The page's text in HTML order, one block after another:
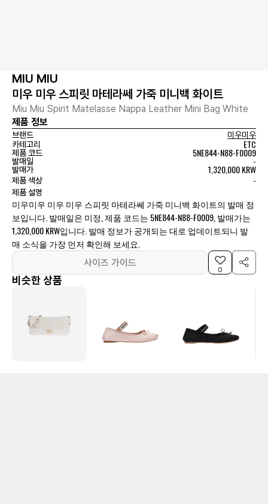
MIU MIU
미우 미우 스피릿 마테라쎄 가죽 미니백 화이트
Miu Miu Spirit Matelasse Nappa Leather Mini Bag White
제품 정보
브랜드
미우미우
카테고리
ETC
제품 코드 5NE844-N88-F0009
발매일 -
발매가 1,320,000 KRW
제품 색상 -
제품 설명
미우미우 미우 미우 스피릿 마테라쎄 가죽 미니백 화이트의 발매 정
보입니다. 발매일은 미정, 제품 코드는 5NE844-N88-F0009, 발매가는
1,320,000 KRW입니다. 발매 정보가 공개되는 대로 업데이트되니 발
매 소식을 가장 먼저 확인해 보세요.
사이즈 가이드
0
비슷한 상품